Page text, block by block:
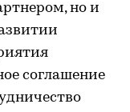
но и
соглашение